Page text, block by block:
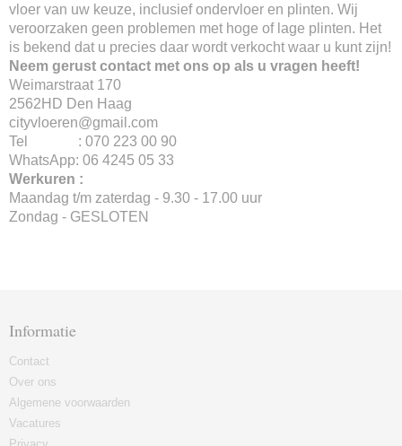
vloer van uw keuze, inclusief ondervloer en plinten. Wij
veroorzaken geen problemen met hoge of lage plinten. Het
is bekend dat u precies daar wordt verkocht waar u kunt zijn!
Neem gerust contact met ons op als u vragen heeft!
Weimarstraat 170
2562HD Den Haag
cityvloeren@gmail.com
Tel : 070 223 00 90
WhatsApp: 06 4245 05 33
Werkuren :
Maandag t/m zaterdag - 9.30 - 17.00 uur
Zondag - GESLOTEN
Informatie
Contact
Over ons
Algemene voorwaarden
Vacatures